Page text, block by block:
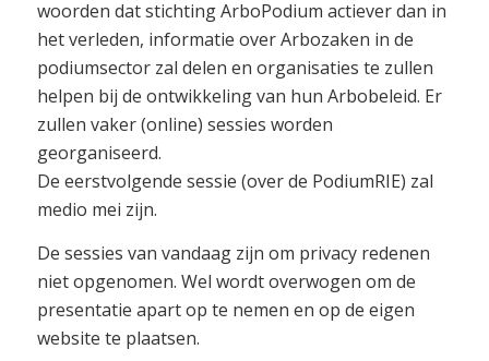
woorden dat stichting ArboPodium actiever dan in
het verleden, informatie over Arbozaken in de
podiumsector zal delen en organisaties te zullen
helpen bij de ontwikkeling van hun Arbobeleid. Er
zullen vaker (online) sessies worden
georganiseerd.
De eerstvolgende sessie (over de PodiumRIE) zal
medio mei zijn.
De sessies van vandaag zijn om privacy redenen
niet opgenomen. Wel wordt overwogen om de
presentatie apart op te nemen en op de eigen
website te plaatsen.